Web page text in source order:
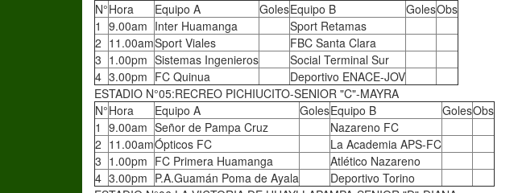
N°Hora Equipo A GolesEquipo B GolesObs
1 9.00am Inter Huamanga
Sport Retamas
2 11.00amSport Viales
FBC Santa Clara
3 1.00pm Sistemas Ingenieros
Social Terminal Sur
4 3.00pm FC Quinua
Deportivo ENACE-JOV
ESTADIO N°05:RECREO PICHIUCITO-SENIOR "C"-MAYRA
N°Hora Equipo A GolesEquipo B GolesObs
1 9.00am Señor de Pampa Cruz
Nazareno FC
2 11.00amÓpticos FC
La Academia APS-FC
3 1.00pm FC Primera Huamanga
Atlético Nazareno
4 3.00pm P.A.Guamán Poma de Ayala
Deportivo Torino